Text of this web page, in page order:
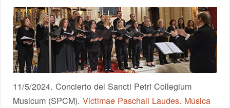
11/5/2024. Concierto del Sancti Petri Collegium
Musicum (SPCM).Victimae Paschali Laudes. Música